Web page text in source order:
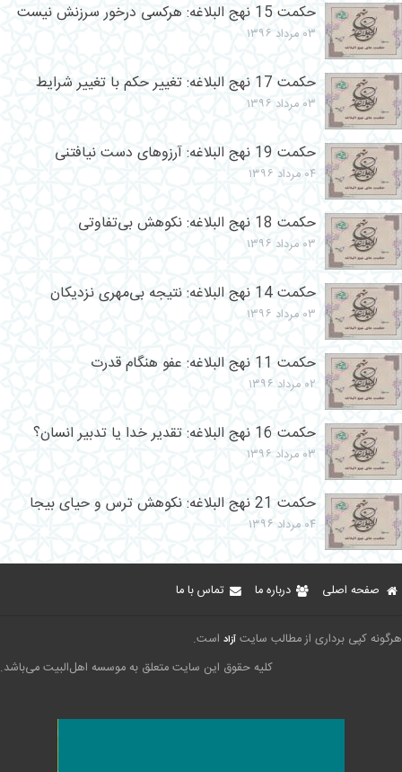
حکمت 15 نهج البلاغه: هرکسی درخور سرزنش نیست
۰۳ مرداد ۱۳۹۶
حکمت 17 نهج البلاغه: تغییر حکم با تغییر شرایط
۰۳ مرداد ۱۳۹۶
حکمت 19 نهج البلاغه: آرزوهای دست نیافتنی
۰۴ مرداد ۱۳۹۶
حکمت 18 نهج البلاغه: نکوهش بی‌تفاوتی
۰۳ مرداد ۱۳۹۶
حکمت 14 نهج البلاغه: نتیجه بى‌مهرى نزدیکان
۰۳ مرداد ۱۳۹۶
حکمت 11 نهج البلاغه: عفو هنگام قدرت
۰۲ مرداد ۱۳۹۶
حکمت 16 نهج البلاغه: تقدیر خدا یا تدبیر انسان؟
۰۳ مرداد ۱۳۹۶
حکمت 21 نهج البلاغه: نکوهش ترس و حیای بیجا
۰۴ مرداد ۱۳۹۶
صفحه اصلی درباره ما تماس با ما
هرگونه کپی برداری از مطالب سایت آزاد است.
کلیه حقوق این سایت متعلق به موسسه اهل‌البیت می‌باشد.